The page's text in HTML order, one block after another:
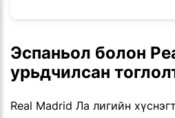
Эспаньол болон
урьдчилсан
Real Madrid Ла лигийн